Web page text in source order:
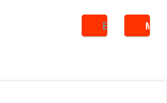
Buscar